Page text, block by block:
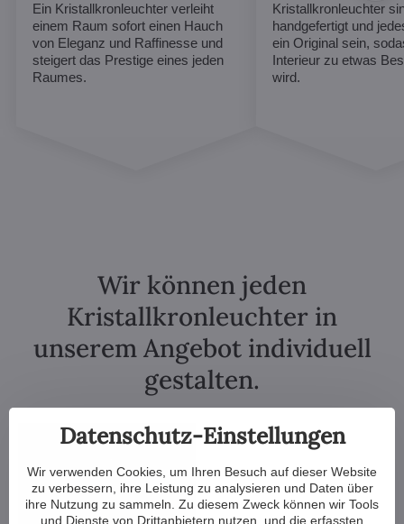
Ein Kristallkronleuchter verleiht
einem Raum sofort einen Hauch
von Eleganz und Raffinesse und
steigert das Prestige eines jeden
Raumes.
Kristallkronleuchter
handgefertigt und
ein Original sein,
Interieur zu etwas
wird.
Wir können jeden
Kristallkronleuchter in
unserem Angebot individuell
gestalten.
Datenschutz-Einstellungen
Wir verwenden Cookies, um Ihren Besuch auf dieser Website
zu verbessern, ihre Leistung zu analysieren und Daten über
ihre Nutzung zu sammeln. Zu diesem Zweck können wir Tools
und Dienste von Drittanbietern nutzen, und die erfassten